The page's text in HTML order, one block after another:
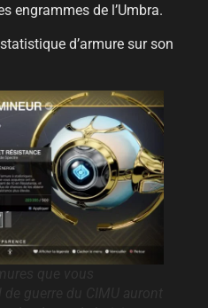
engrammes de l’Umbra.
d’armure sur son